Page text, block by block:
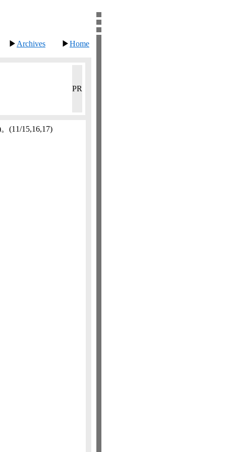
▶ Archives ▶Home
PR
(11/15,​16,​17)